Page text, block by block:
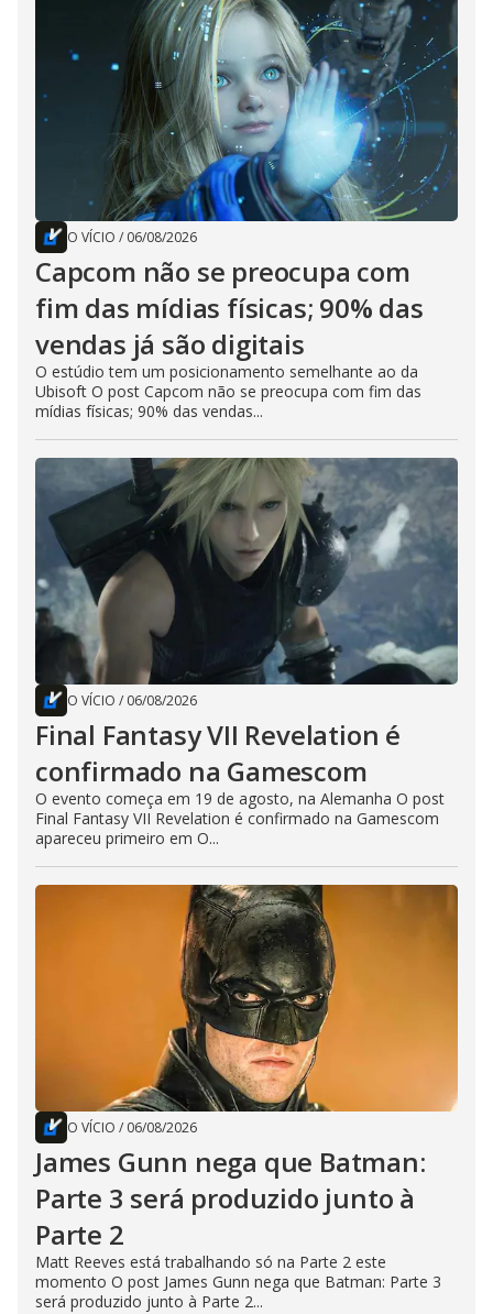
O VÍCIO / 06/08/2026
Capcom não se preocupa com
fim das mídias físicas; 90% das
vendas já são digitais
O estúdio tem um posicionamento semelhante ao da
Ubisoft O post Capcom não se preocupa com fim das
mídias físicas; 90% das vendas...
O VÍCIO / 06/08/2026
Final Fantasy VII Revelation é
confirmado na Gamescom
O evento começa em 19 de agosto, na Alemanha O post
Final Fantasy VII Revelation é confirmado na Gamescom
apareceu primeiro em O...
O VÍCIO / 06/08/2026
James Gunn nega que Batman:
Parte 3 será produzido junto à
Parte 2
Matt Reeves está trabalhando só na Parte 2 este
momento O post James Gunn nega que Batman: Parte 3
será produzido junto à Parte 2...